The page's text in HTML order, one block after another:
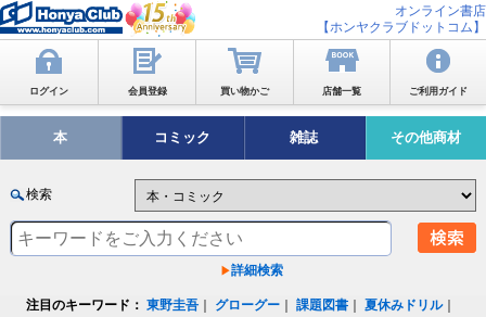
オンライン書店
【ホンヤクラブドットコム】
ログイン 会員登録 買い物かご 店舗一覧 ご利用ガイド
本 コミック 雑誌 その他商材
検索
詳細検索
注目のキーワード： 東野圭吾 グローグー ｜課題図書 ｜夏休みドリル｜